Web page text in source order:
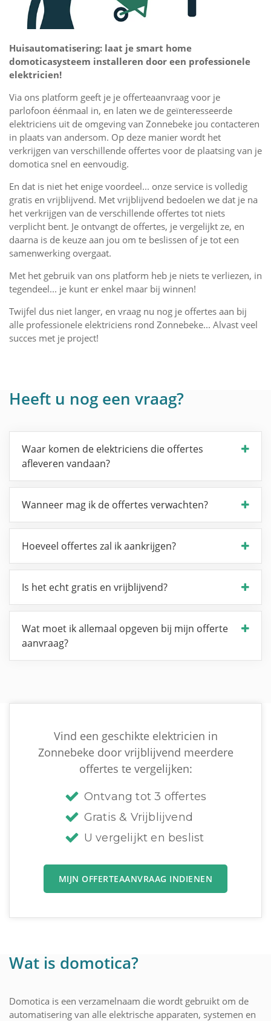
Huisautomatisering: laat je smart home
domoticasysteem installeren door een professionele
elektricien!
Via ons platform geeft je je offerteaanvraag voor je
parlofoon éénmaal in, en laten we de geïnteresseerde
elektriciens uit de omgeving van Zonnebeke jou contacteren
in plaats van andersom. Op deze manier wordt het
verkrijgen van verschillende offertes voor de plaatsing van je
domotica snel en eenvoudig.
En dat is niet het enige voordeel... onze service is volledig
gratis en vrijblijvend. Met vrijblijvend bedoelen we dat je na
het verkrijgen van de verschillende offertes tot niets
verplicht bent. Je ontvangt de offertes, je vergelijkt ze, en
daarna is de keuze aan jou om te beslissen of je tot een
samenwerking overgaat.
Met het gebruik van ons platform heb je niets te verliezen, in
tegendeel... je kunt er enkel maar bij winnen!
Twijfel dus niet langer, en vraag nu nog je offertes aan bij
alle professionele elektriciens rond Zonnebeke... Alvast veel
succes met je project!
Heeft u nog een vraag?
Waar komen de elektriciens die offertes
afleveren vandaan?
Wanneer mag ik de offertes verwachten?
Hoeveel offertes zal ik aankrijgen?
Is het echt gratis en vrijblijvend?
Wat moet ik allemaal opgeven bij mijn offerte
aanvraag?
Vind een geschikte elektricien in
Zonnebeke door vrijblijvend meerdere
offertes te vergelijken:
Ontvang tot 3 offertes
Gratis & Vrijblijvend
U vergelijkt en beslist
MIJN OFFERTEAANVRAAG INDIENEN
Wat is domotica?
Domotica is een verzamelnaam die wordt gebruikt om de
automatisering van alle elektrische apparaten, systemen en